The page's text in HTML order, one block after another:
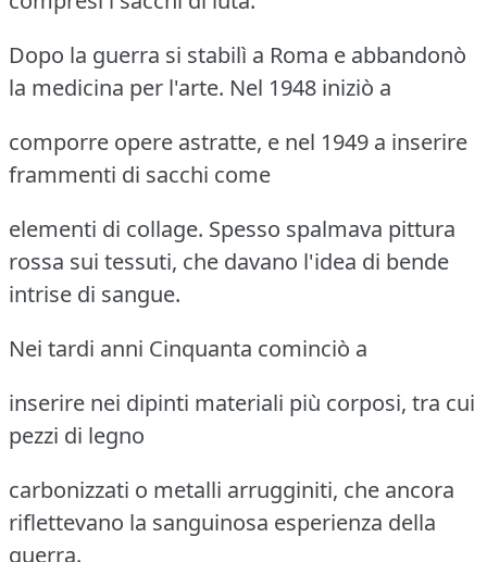
Dopo la guerra si stabilì a Roma e abbandonò
la medicina per l'arte. Nel 1948 iniziò a
comporre opere astratte, e nel 1949 a inserire
frammenti di sacchi come
elementi di collage. Spesso spalmava pittura
rossa sui tessuti, che davano l'idea di bende
intrise di sangue.
Nei tardi anni Cinquanta cominciò a
inserire nei dipinti materiali più corposi, tra cui
pezzi di legno
carbonizzati o metalli arrugginiti, che ancora
riflettevano la sanguinosa esperienza della
guerra.